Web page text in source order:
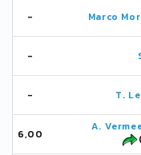
- Marco
-
- T.
6,00
A.